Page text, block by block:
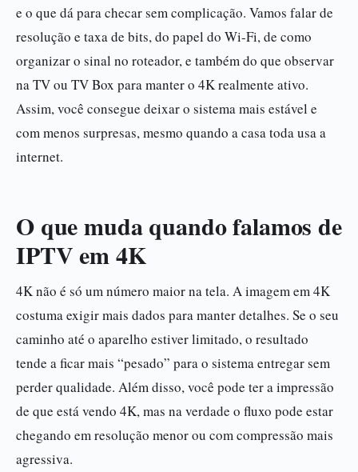
e o que dá para checar sem complicação. Vamos falar de
resolução e taxa de bits, do papel do Wi-Fi, de como
organizar o sinal no roteador, e também do que observar
na TV ou TV Box para manter o 4K realmente ativo.
Assim, você consegue deixar o sistema mais estável e
com menos surpresas, mesmo quando a casa toda usa a
internet.
O que muda quando falamos de
IPTV em 4K
4K não é só um número maior na tela. A imagem em 4K
costuma exigir mais dados para manter detalhes. Se o seu
caminho até o aparelho estiver limitado, o resultado
tende a ficar mais “pesado” para o sistema entregar sem
perder qualidade. Além disso, você pode ter a impressão
de que está vendo 4K, mas na verdade o fluxo pode estar
chegando em resolução menor ou com compressão mais
agressiva.